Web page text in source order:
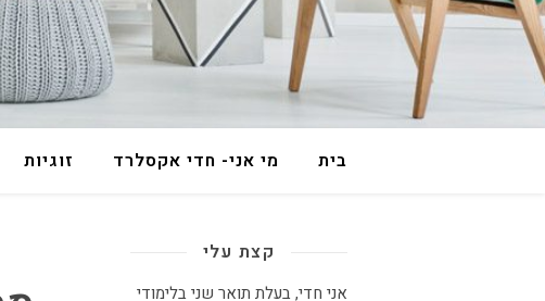
בית מי אני- חדי אקסלרד זוגיות
קצת עלי
אני חדי, בעלת תואר שני בלימודי